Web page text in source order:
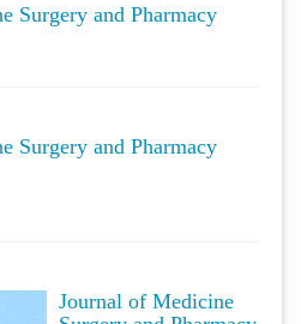
Surgery and Pharmacy
Surgery and Pharmacy
Journal of Medicine